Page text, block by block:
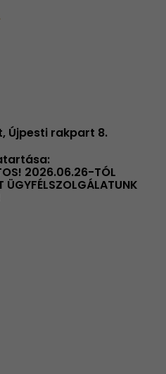
Újpesti rakpart 8.
2026.06.26-TÓL
ÜGYFÉLSZOLGÁLATUNK